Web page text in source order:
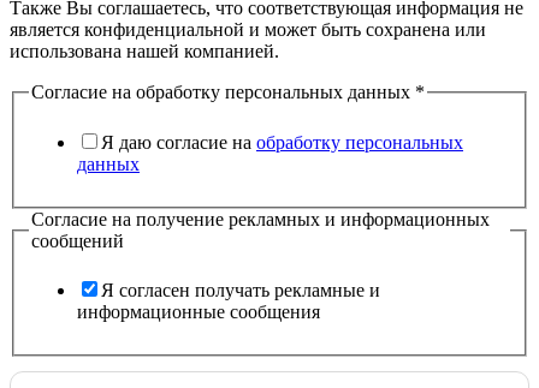
Также Вы соглашаетесь, что соответствующая информация не
является конфиденциальной и может быть сохранена или
использована нашей компанией.
Согласие на обработку персональных данных *
Я даю согласие на обработку персональных
данных
Согласие на получение рекламных и информационных
сообщений
Я согласен получать рекламные и
информационные сообщения